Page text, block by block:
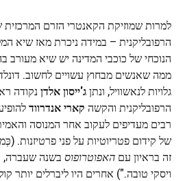
למרות שמוזיקת ​​הקאנטרי הזרם המרכזית
הרפובליקנית – במידה ניכרת מאז שיא
הנוכחי של כוכבי המדינה יש שיא מעורב
ממה שאנשים מבחוץ עשויים לחשוב.
גלויות לנאשוויל, ונתןג'ייסון אלדןנקודה
הרפובליקנית והקשה קארי אנדרווד
רבים מעדיפים לעקוב אחר המנוסה
של קידום פטריוטיות על פני פרטיזנות.
זה בראיון עם האפוטרופוס בשנה שעברה,
ויסקי טובה.") אחרים היו ליברלים יותר